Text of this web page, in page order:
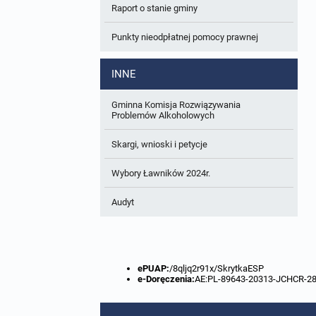
W trakcie opracowania
Zbiory danych przestrzennych
Analizy zmian w zagospodarowaniu
Raport o stanie gminy
Punkty nieodpłatnej pomocy prawnej
INNE
Gminna Komisja Rozwiązywania
Problemów Alkoholowych
Skargi, wnioski i petycje
Wybory Ławników 2024r.
Audyt
ePUAP:/8qljq2r91x/SkrytkaESP
e-Doręczenia:AE:PL-89643-20313-JCHCR-28